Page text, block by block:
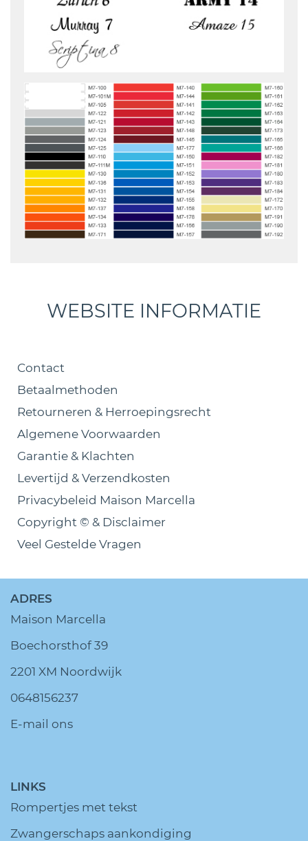
WEBSITE INFORMATIE
Contact
Betaalmethoden
Retourneren & Herroepingsrecht
Algemene Voorwaarden
Garantie & Klachten
Levertijd & Verzendkosten
Privacybeleid Maison Marcella
Copyright © & Disclaimer
Veel Gestelde Vragen
ADRES
Maison Marcella
Boechorsthof 39
2201 XM Noordwijk
0648156237
E-mail ons
LINKS
Rompertjes met tekst
Zwangerschaps aankondiging